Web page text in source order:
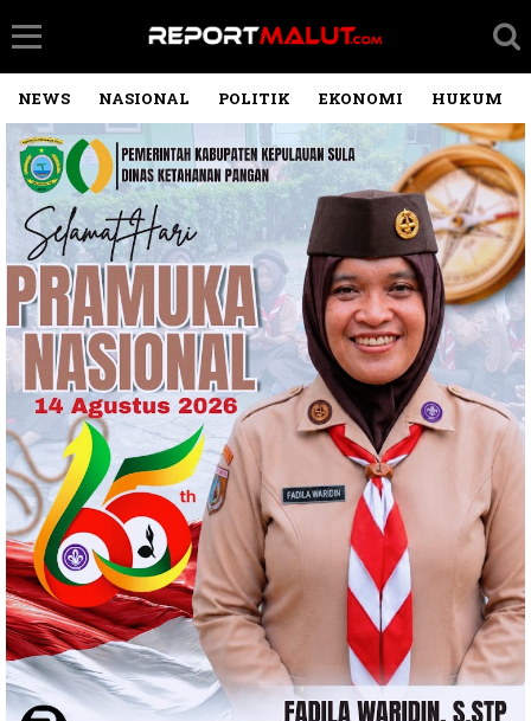
NEWS NASIONAL POLITIK EKONOMI HUKUM